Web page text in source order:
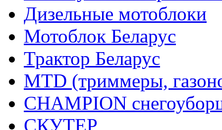
Дизельные мотоблоки
Мотоблок Беларус
Трактор Беларус
MTD (триммеры,
CHAMPION
СКУТЕР